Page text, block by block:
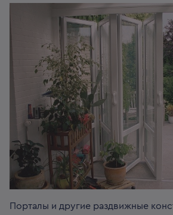
Порталы и другие раздвижные